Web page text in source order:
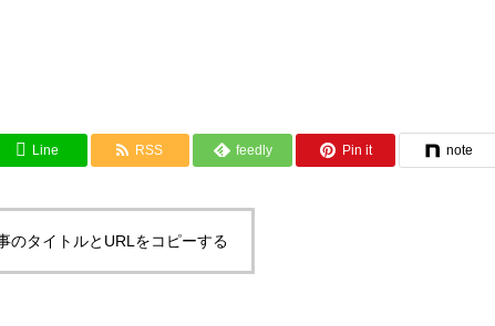
Line RSS feedly Pin it note
のタイトルとURLをコピーする